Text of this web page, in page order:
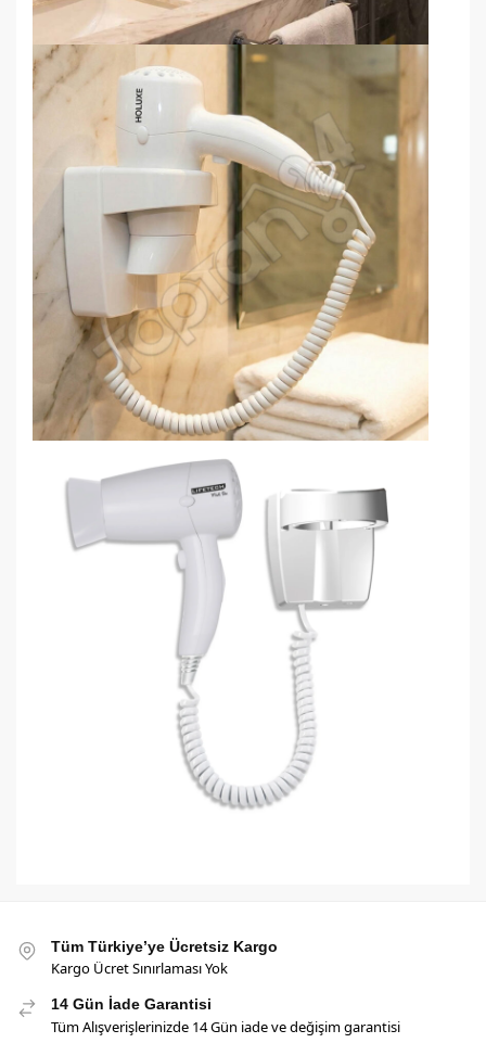
Tüm Türkiye’ye Ücretsiz Kargo
Kargo Ücret Sınırlaması Yok
14 Gün İade Garantisi
Tüm Alışverişlerinizde 14 Gün iade ve değişim garantisi